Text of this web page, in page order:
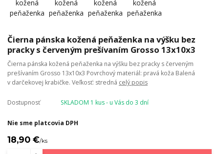
Čierna pánska kožená peňaženka na výšku bez
pracky s červeným prešívaním Grosso 13x10x3
Čierna pánska kožená peňaženka na výšku bez pracky s červeným
prešívaním Grosso 13x10x3 Povrchový materiál: pravá koža Balená
v darčekovej krabičke. Veľkosť: stredná celý popis
Dostupnosť SKLADOM 1 kus - u Vás do 3 dní
Nie sme platcovia DPH
18,90 €/ks